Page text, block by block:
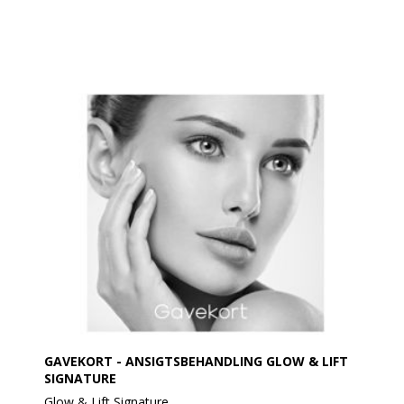
GAVEKORT - ANSIGTSBEHANDLING GLOW & LIFT
SIGNATURE